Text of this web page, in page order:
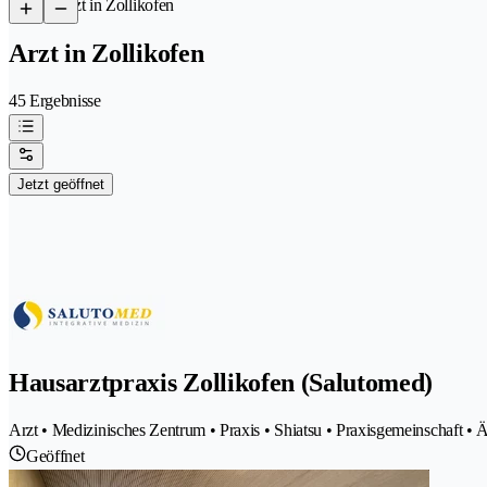
/Arzt in Zollikofen
Arzt in Zollikofen
45 Ergebnisse
Jetzt geöffnet
Hausarztpraxis Zollikofen (Salutomed)
Arzt • Medizinisches Zentrum • Praxis • Shiatsu • Praxisgemeinschaft •
Geöffnet